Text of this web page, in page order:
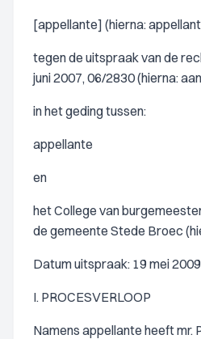
[appellante] (hierna:
tegen de uitspraak van de
juni 2007, 06/2830 (hierna:
in het geding tussen:
appellante
en
het College van
de gemeente Stede Broec
Datum uitspraak: 19 mei 2009
I. PROCESVERLOOP
Namens appellante heeft mr.